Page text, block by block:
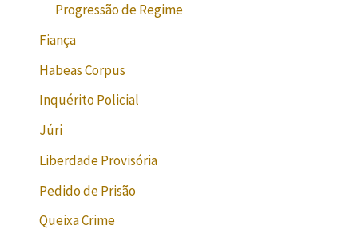
Progressão de Regime
Fiança
Habeas Corpus
Inquérito Policial
Júri
Liberdade Provisória
Pedido de Prisão
Queixa Crime